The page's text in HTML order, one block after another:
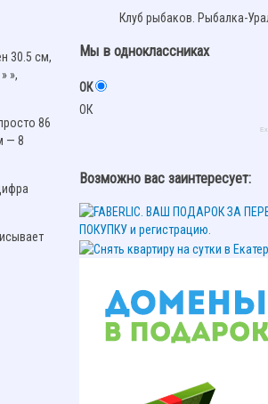
30.5 см,
»,
86
— 8
Клуб рыбаков. Рыбалка-
Мы в одноклассниках
ОК
ОК
Возможно вас заинтересует: